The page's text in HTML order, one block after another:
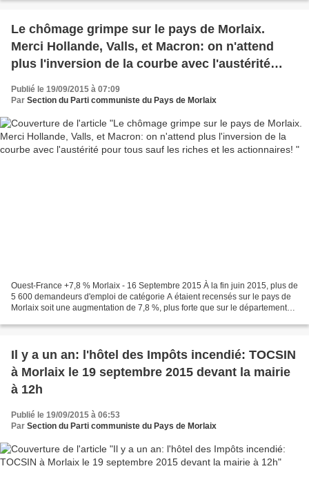
Le chômage grimpe sur le pays de Morlaix.
Merci Hollande, Valls, et Macron: on n'attend
plus l'inversion de la courbe avec l'austérité
pour tous sauf les riches et les actionnaires!
Publié le 19/09/2015 à 07:09
Par Section du Parti communiste du Pays de Morlaix
Ouest-France +7,8 % Morlaix - 16 Septembre 2015 À la fin juin 2015, plus de
5 600 demandeurs d'emploi de catégorie A étaient recensés sur le pays de
Morlaix soit une augmentation de 7,8 %, plus forte que sur le département
Il y a un an: l'hôtel des Impôts incendié: TOCSIN
à Morlaix le 19 septembre 2015 devant la mairie
à 12h
Publié le 19/09/2015 à 06:53
Par Section du Parti communiste du Pays de Morlaix